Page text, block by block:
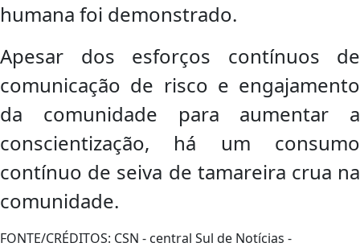
humana foi demonstrado.
Apesar dos esforços contínuos de
comunicação de risco e engajamento
da comunidade para aumentar a
conscientização, há um consumo
contínuo de seiva de tamareira crua na
comunidade.
FONTE/CRÉDITOS: CSN - central Sul de Notícias -